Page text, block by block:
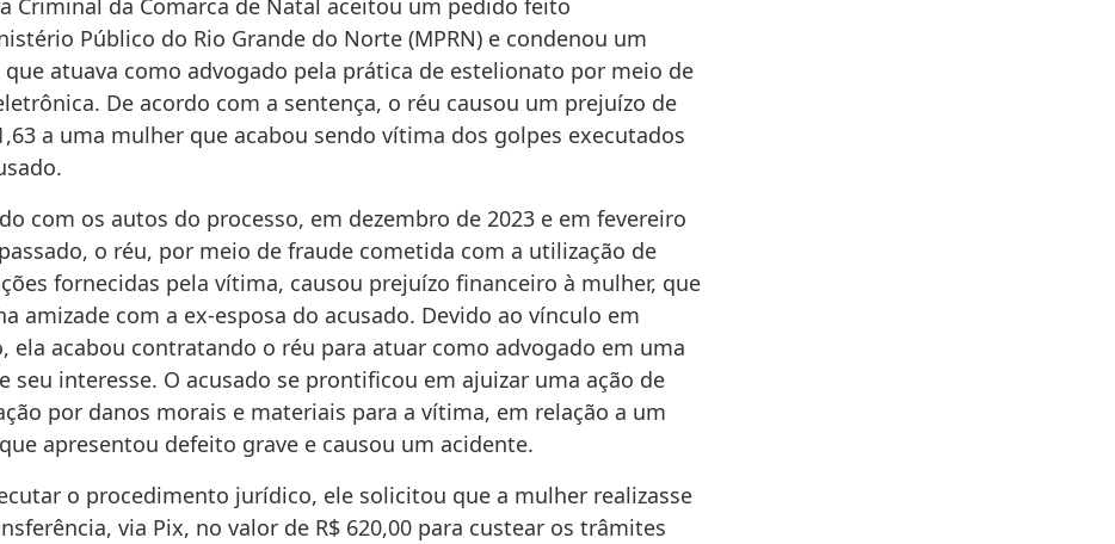
Criminal da Comarca de Natal aceitou um pedido feito
Público do Rio Grande do Norte (MPRN) e condenou um
atuava como advogado pela prática de estelionato por meio de
De acordo com a sentença, o réu causou um prejuízo de
a uma mulher que acabou sendo vítima dos golpes executados
com os autos do processo, em dezembro de 2023 e em fevereiro
o réu, por meio de fraude cometida com a utilização de
fornecidas pela vítima, causou prejuízo financeiro à mulher, que
amizade com a ex-esposa do acusado. Devido ao vínculo em
ela acabou contratando o réu para atuar como advogado em uma
seu interesse. O acusado se prontificou em ajuizar uma ação de
por danos morais e materiais para a vítima, em relação a um
apresentou defeito grave e causou um acidente.
o procedimento jurídico, ele solicitou que a mulher realizasse
via Pix, no valor de R$ 620,00 para custear os trâmites